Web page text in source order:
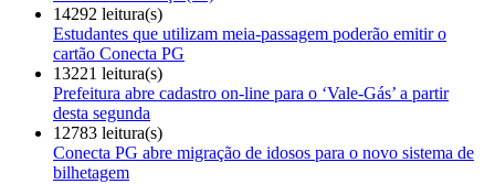
14292 leitura(s)
Estudantes que utilizam meia-passagem poderão emitir o
cartão Conecta PG
13221 leitura(s)
Prefeitura abre cadastro on-line para o ‘Vale-Gás’ a partir
desta segunda
12783 leitura(s)
Conecta PG abre migração de idosos para o novo sistema de
bilhetagem